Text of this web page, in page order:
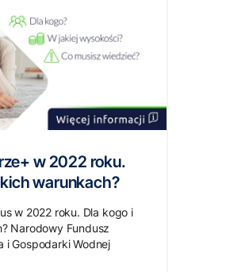
w 2022 roku.
warunkach?
w 2022 roku. Dla kogo i
Narodowy Fundusz
i Gospodarki Wodnej